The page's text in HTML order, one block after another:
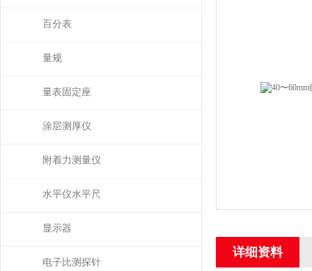
百分表
量规
量表固定座
涂层测厚仪
附着力测量仪
水平仪水平尺
显示器
电子比测探针
详细资料